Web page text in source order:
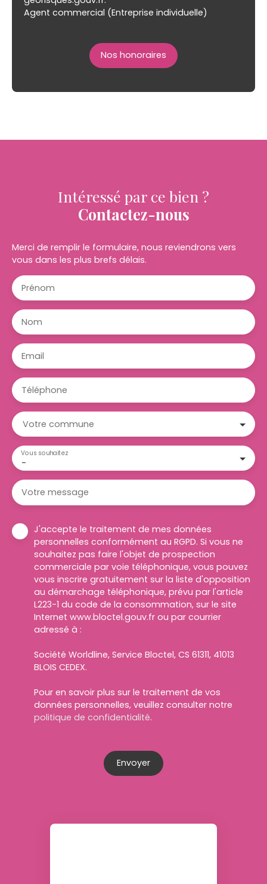
Agent commercial (Entreprise individuelle)
Nos honoraires
Intéressé par ce bien ?
Contactez-nous
Merci de remplir le formulaire, nous reviendrons vers
vous dans les plus brefs délais.
Prénom
Nom
Email
Téléphone
Votre commune
-
Vous souhaitez
Votre message
J'accepte le traitement de mes données
personnelles conformément au RGPD. Si vous ne
souhaitez pas faire l'objet de prospection
commerciale par voie téléphonique, vous pouvez
vous inscrire gratuitement sur la liste d'opposition
au démarchage téléphonique, prévu par l'article
L223-1 du code de la consommation, sur le site
Internet www.bloctel.gouv.fr ou par courrier
adressé à :
Société Worldline, Service Bloctel, CS 61311, 41013
BLOIS CEDEX.
Pour en savoir plus sur le traitement de vos
données personnelles, veuillez consulter notre
politique de confidentialité.
Envoyer